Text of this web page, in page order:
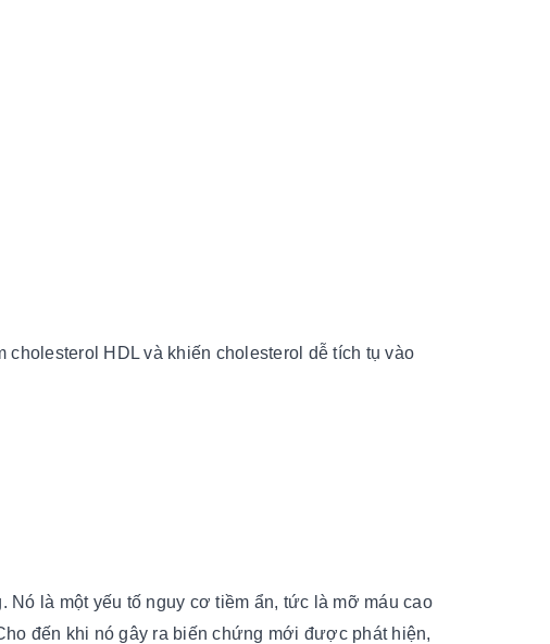
HDL và khiến cholesterol dễ tích tụ vào
là một yếu tố nguy cơ tiềm ẩn, tức là mỡ máu cao
đến khi nó gây ra biến chứng mới được phát hiện,